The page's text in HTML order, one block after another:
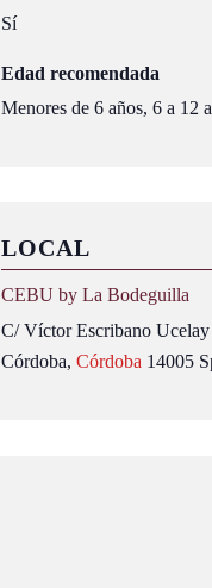
Sí
Edad recomendada
Menores de 6 años, 6 a 12
LOCAL
CEBU by La Bodeguilla
C/ Víctor Escribano Ucelay
Córdoba, Córdoba 14005